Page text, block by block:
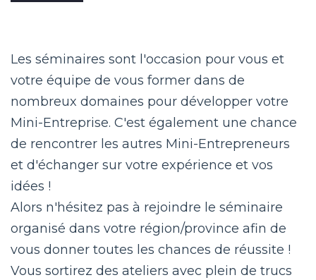
Les séminaires sont l'occasion pour vous et
votre équipe de vous former dans de
nombreux domaines pour développer votre
Mini-Entreprise. C'est également une chance
de rencontrer les autres Mini-Entrepreneurs
et d'échanger sur votre expérience et vos
idées !
Alors n'hésitez pas à rejoindre le séminaire
organisé dans votre région/province afin de
vous donner toutes les chances de réussite !
Vous sortirez des ateliers avec plein de trucs